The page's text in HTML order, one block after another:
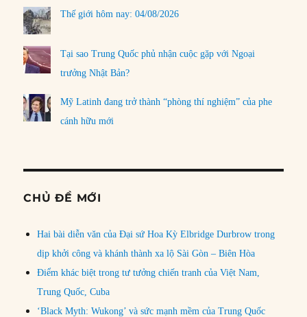
Thế giới hôm nay: 04/08/2026
Tại sao Trung Quốc phủ nhận cuộc gặp với Ngoại
trưởng Nhật Bản?
Mỹ Latinh đang trở thành “phòng thí nghiệm” của phe
cánh hữu mới
CHỦ ĐỀ MỚI
Hai bài diễn văn của Đại sứ Hoa Kỳ Elbridge Durbrow trong
dịp khởi công và khánh thành xa lộ Sài Gòn – Biên Hòa
Điểm khác biệt trong tư tưởng chiến tranh của Việt Nam,
Trung Quốc, Cuba
‘Black Myth: Wukong’ và sức mạnh mềm của Trung Quốc